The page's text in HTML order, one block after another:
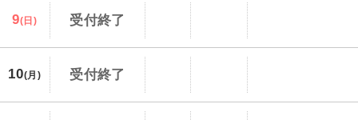
9(日) 受付終了
10(月) 受付終了